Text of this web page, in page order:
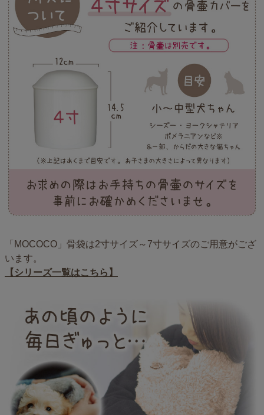
「MOCOCO」骨袋は2寸サイズ～7寸サイズのご用意がござ
います。
【シリーズ一覧はこちら】